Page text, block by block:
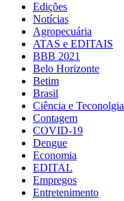
Edições
Notícias
Agropecuária
ATAS e EDITAIS
BBB 2021
Belo Horizonte
Betim
Brasil
Ciência e Teconolgia
Contagem
COVID-19
Dengue
Economia
EDITAL
Empregos
Entretenimento